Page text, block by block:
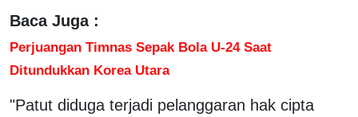
Baca Juga :
Perjuangan Timnas Sepak Bola U-24 Saat
Ditundukkan Korea Utara
"Patut diduga terjadi pelanggaran hak cipta